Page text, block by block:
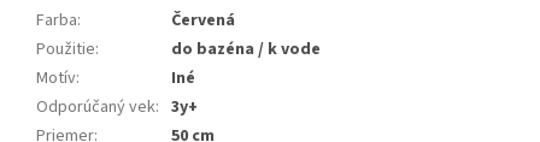
Farba:
Červená
Použitie:
do bazéna / k vode
Motív:
Iné
Odporúčaný vek: 3y+
Priemer:
50 cm